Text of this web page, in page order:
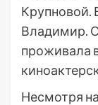
Крупновой.
Владимир.
проживала
Несмотря